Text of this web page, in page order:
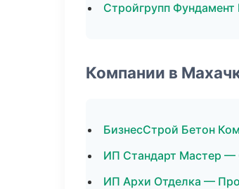
Стройгрупп
Компании в
БизнесСтрой Бетон
ИП Стандарт Мастер —
ИП Архи Отделка —